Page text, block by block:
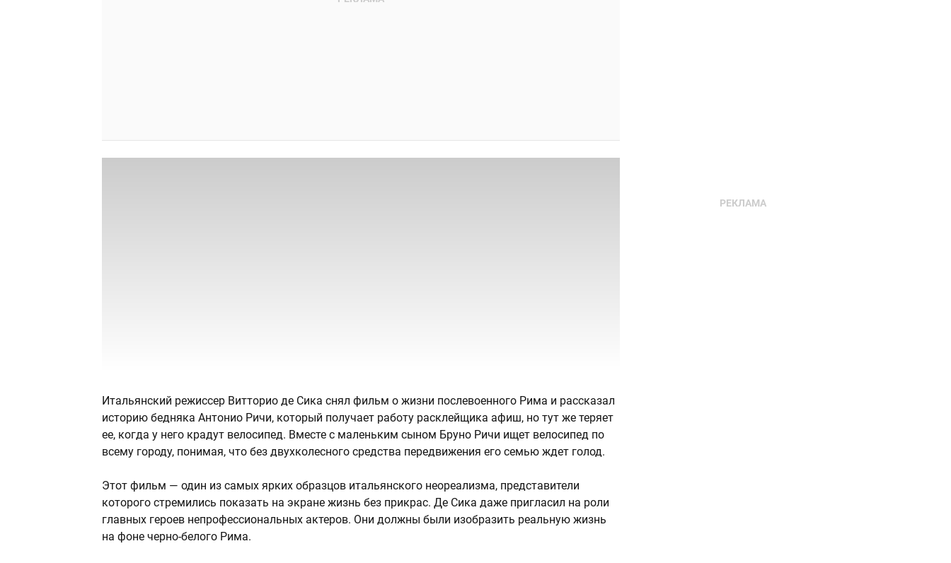
Итальянский режиссер Витторио де Сика снял фильм о жизни послевоенного Рима и рассказал
историю бедняка Антонио Ричи, который получает работу расклейщика афиш, но тут же теряет
ее, когда у него крадут велосипед. Вместе с маленьким сыном Бруно Ричи ищет велосипед по
всему городу, понимая, что без двухколесного средства передвижения его семью ждет голод.
Этот фильм — один из самых ярких образцов итальянского неореализма, представители
которого стремились показать на экране жизнь без прикрас. Де Сика даже пригласил на роли
главных героев непрофессиональных актеров. Они должны были изобразить реальную жизнь
на фоне черно-белого Рима.